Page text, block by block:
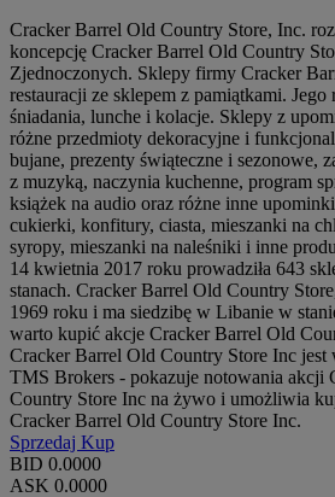
Cracker Barrel Old Country Store, Inc.
koncepcję Cracker Barrel Old Country
Zjednoczonych. Sklepy firmy Cracker
restauracji ze sklepem z pamiątkami. Jego
śniadania, lunche i kolacje. Sklepy z
różne przedmioty dekoracyjne i
bujane, prezenty świąteczne i sezonowe,
z muzyką, naczynia kuchenne, program
książek na audio oraz różne inne
cukierki, konfitury, ciasta, mieszanki na
syropy, mieszanki na naleśniki i inne
14 kwietnia 2017 roku prowadziła 643
stanach. Cracker Barrel Old Country
1969 roku i ma siedzibę w Libanie w
warto kupić akcje Cracker Barrel Old
Cracker Barrel Old Country Store Inc
TMS Brokers - pokazuje notowania akcji
Country Store Inc na żywo i umożliwia
Cracker Barrel Old Country Store Inc.
Sprzedaj Kup
BID 0.0000
ASK 0.0000